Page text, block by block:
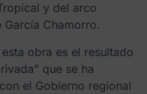
y del arco
García Chamorro.
obra es el resultado
que se ha
el Gobierno regional